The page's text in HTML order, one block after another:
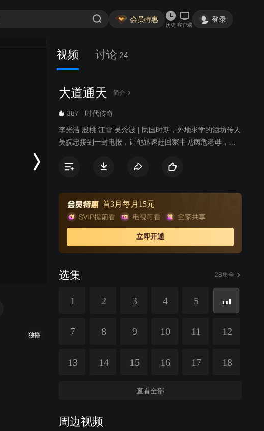
会员特惠
历史 客户端
登录
视频 讨论 24
大道通天 简介
387 时代传奇
李光洁 殷桃 江雪 吴秀波 | 民国时期，外地求学的酒坊传人
吴皖忠接到一封电报，让他迅速赶回家中见病危老母，回
女子结婚，取得药酒“红粉佳人”的配方。“红粉佳人”佳酿重
明大道也能实现心中理想。就这样，在挫折和磨难当中，
吴皖忠终于成功。日本人侵略中国，为了坚守民族的信
念，为了家、国、天下，吴皖忠把“红粉佳人”美酒变毒药，
让这些刽子手在幻梦中走向灭亡。
首3月每月15元
立即开通
选集 28集全
1 2 3 4 5
7 8 9 10 11 12
13 14 15 16 17 18
查看全部
周边视频
独播